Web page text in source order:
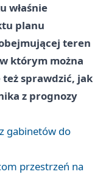
właśnie
planu
teren
którym można
też sprawdzić, jak
z prognozy
gabinetów do
przestrzeń na